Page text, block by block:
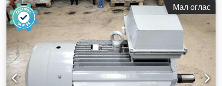
Мал оглас